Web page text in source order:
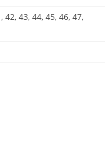
42, 43, 44, 45, 46, 47,